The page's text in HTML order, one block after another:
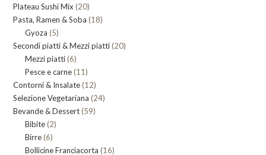
prodotti
Plateau Sushi Mix 2020
prodotti
Pasta, Ramen & Soba 1818
Gyoza 55
prodotti
Secondi piatti & Mezzi piatti 2020
Mezzi piatti 66
prodotti
Pesce e carne 1111
prodotti
Contorni & Insalate 1212
prodotti
Selezione Vegetariana 2424
Bevande & Dessert 5959
Bibite 22
Birre 66
prodotti
Bollicine Franciacorta 1616